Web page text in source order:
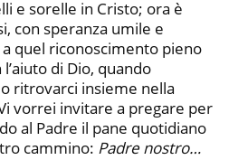
e sorelle in Cristo; ora è
con speranza umile e
quel riconoscimento pieno
di Dio, quando
ritrovarci insieme nella
vorrei invitare a pregare per
al Padre il pane quotidiano
cammino: Padre nostro…